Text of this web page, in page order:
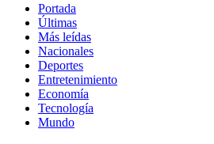
Portada
Últimas
Más leídas
Nacionales
Deportes
Entretenimiento
Economía
Tecnología
Mundo